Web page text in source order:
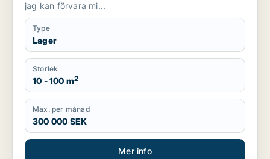
jag kan förvara mi...
Type
Lager
Storlek
10 - 100 m2
Max. per månad
300 000 SEK
Mer info